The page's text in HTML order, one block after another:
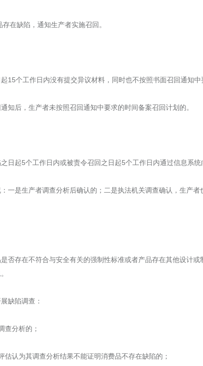
在缺陷，通知生产者实施召回。
15个工作日内没有提交异议材料，同时也不按照书面召回通知
知后，生产者未按照召回通知中要求的时间备案召回计划的。
日起5个工作日内或被责令召回之日起5个工作日内通过信息系
一是生产者调查分析后确认的；二是执法机关调查确认，生产
否存在不符合与安全有关的强制性标准或者产品存在其他设计
缺陷调查：
查分析的；
估认为其调查分析结果不能证明消费品不存在缺陷的；